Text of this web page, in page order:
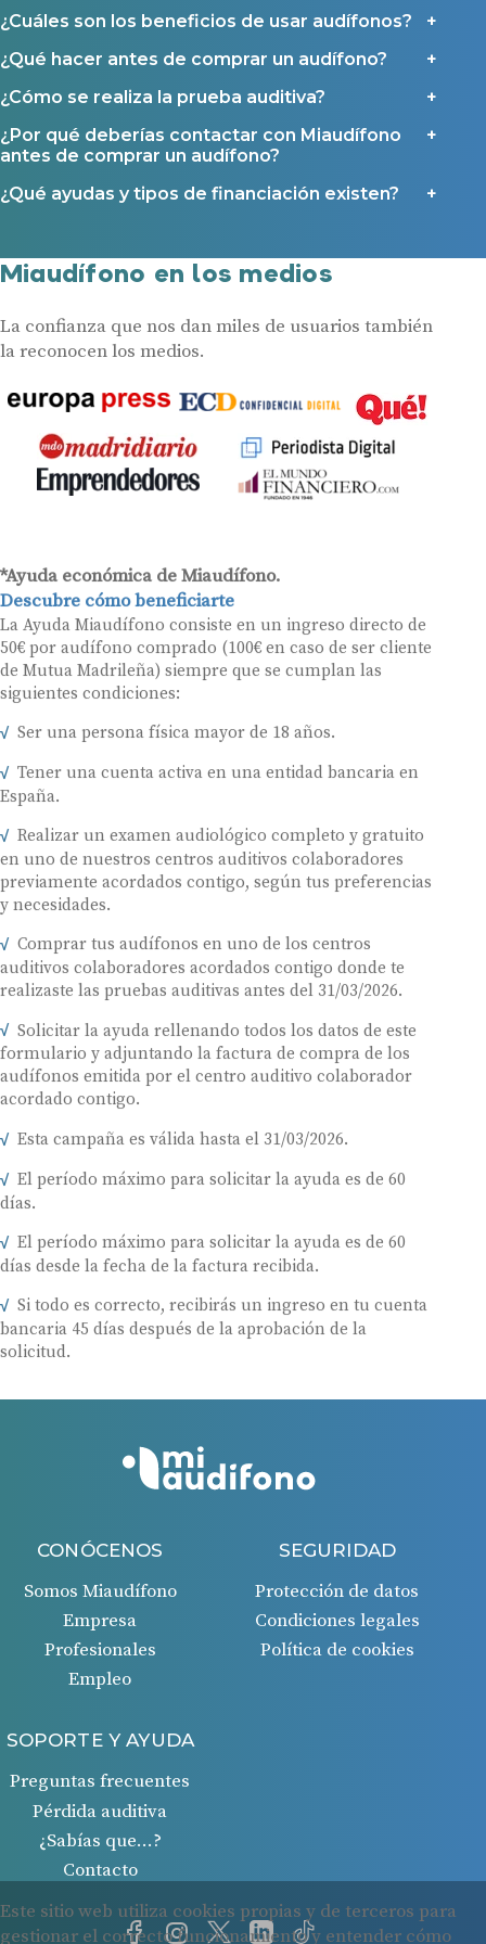
¿Cuáles son los beneficios de usar audífonos?
¿Qué hacer antes de comprar un audífono?
¿Cómo se realiza la prueba auditiva?
¿Por qué deberías contactar con Miaudífono
antes de comprar un audífono?
¿Qué ayudas y tipos de financiación existen?
Miaudífono en los medios
La confianza que nos dan miles de usuarios también
la reconocen los medios.
*Ayuda económica de Miaudífono.
Descubre cómo beneficiarte
La Ayuda Miaudífono consiste en un ingreso directo de
50€ por audífono comprado (100€ en caso de ser cliente
de Mutua Madrileña) siempre que se cumplan las
siguientes condiciones:
Ser una persona física mayor de 18 años.
Tener una cuenta activa en una entidad bancaria en
España.
Realizar un examen audiológico completo y gratuito
en uno de nuestros centros auditivos colaboradores
previamente acordados contigo, según tus preferencias
y necesidades.
Comprar tus audífonos en uno de los centros
auditivos colaboradores acordados contigo donde te
realizaste las pruebas auditivas antes del 31/03/2026.
Solicitar la ayuda rellenando todos los datos de este
formulario y adjuntando la factura de compra de los
audífonos emitida por el centro auditivo colaborador
acordado contigo.
Esta campaña es válida hasta el 31/03/2026.
El período máximo para solicitar la ayuda es de 60
días.
El período máximo para solicitar la ayuda es de 60
días desde la fecha de la factura recibida.
Si todo es correcto, recibirás un ingreso en tu cuenta
bancaria 45 días después de la aprobación de la
solicitud.
CONÓCENOS
Somos Miaudífono
Empresa
Profesionales
Empleo
SEGURIDAD
Protección de datos
Condiciones legales
Política de cookies
SOPORTE Y AYUDA
Preguntas frecuentes
Pérdida auditiva
¿Sabías que…?
Contacto